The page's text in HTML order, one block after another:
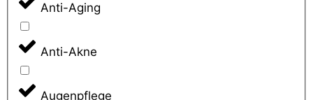
Anti-Aging
Anti-Akne
Augenpflege